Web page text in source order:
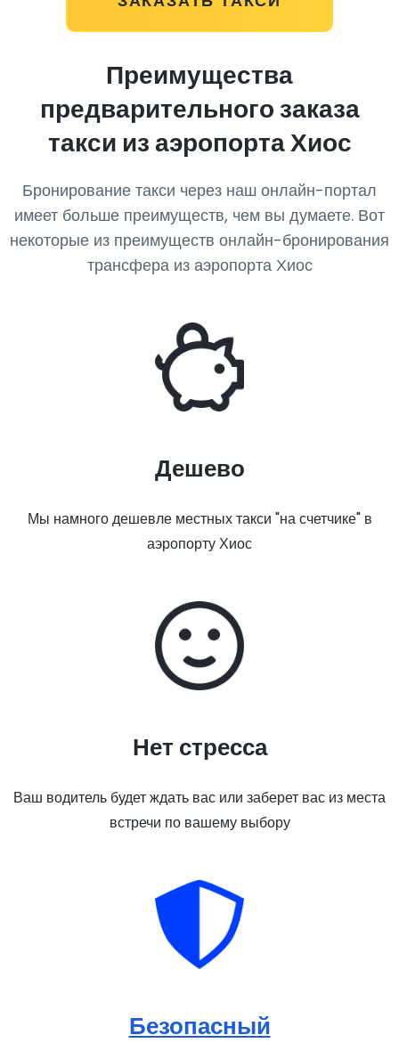
Преимущества
предварительного заказа
такси из аэропорта Хиос
Бронирование такси через наш онлайн-портал
имеет больше преимуществ, чем вы думаете. Вот
некоторые из преимуществ онлайн-бронирования
трансфера из аэропорта Хиос
Дешево
Мы намного дешевле местных такси "на счетчике" в
аэропорту Хиос
Нет стресса
Ваш водитель будет ждать вас или заберет вас из места
встречи по вашему выбору
Безопасный